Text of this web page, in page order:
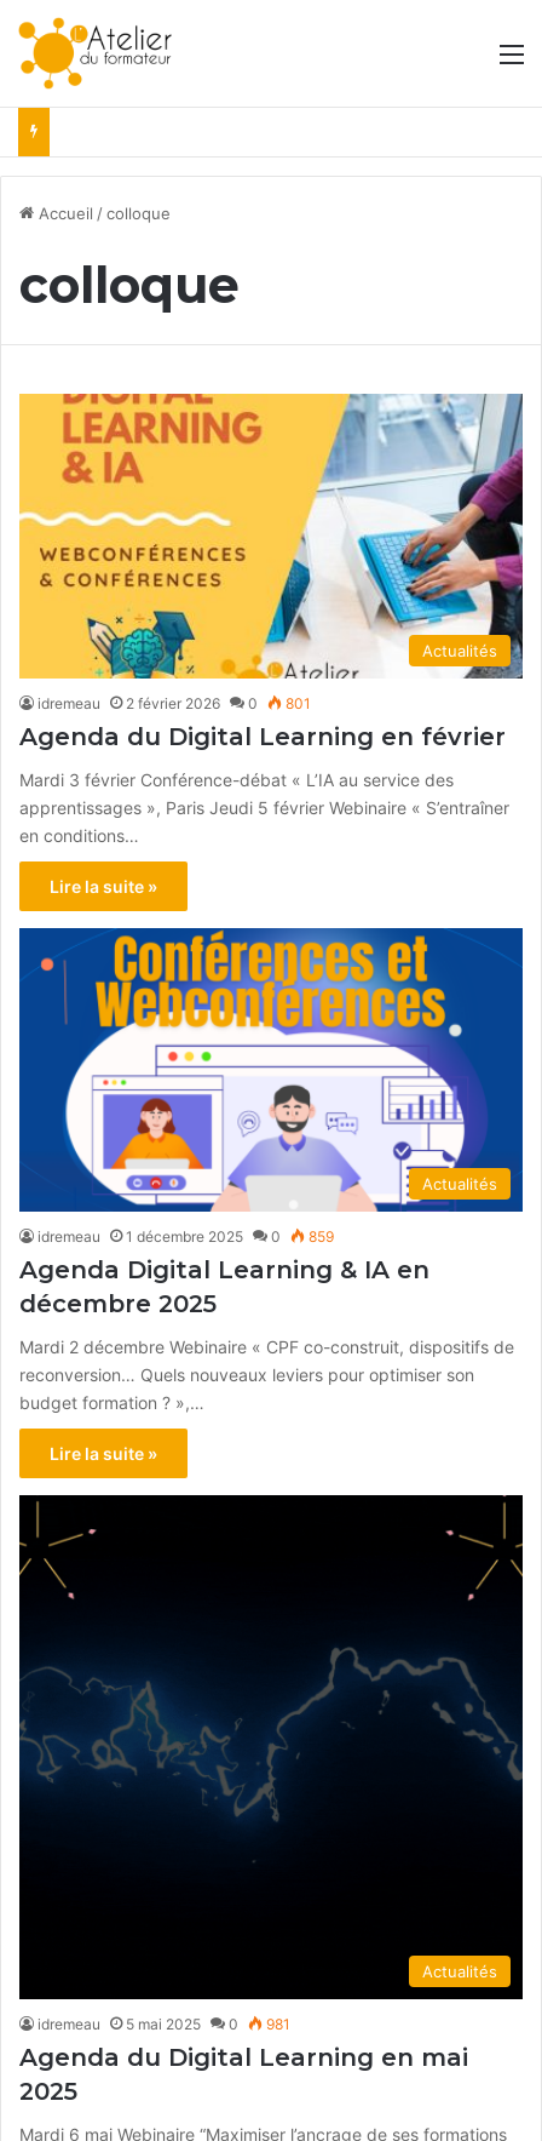
Accueil /colloque
colloque
Actualités
idremeau 2 février 2026 0 801
Agenda du Digital Learning en février
Mardi 3 février Conférence-débat « L’IA au service des
apprentissages », Paris Jeudi 5 février Webinaire « S’entraîner
en conditions…
Lire la suite »
Actualités
idremeau 1 décembre 2025 0 859
Agenda Digital Learning & IA en
décembre 2025
Mardi 2 décembre Webinaire « CPF co-construit, dispositifs de
reconversion… Quels nouveaux leviers pour optimiser son
budget formation ? »,…
Lire la suite »
Actualités
idremeau 5 mai 2025 0 981
Agenda du Digital Learning en mai
2025
Mardi 6 mai Webinaire “Maximiser l’ancrage de ses formations